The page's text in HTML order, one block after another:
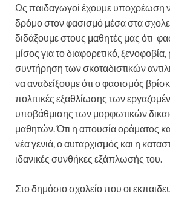
Ως παιδαγωγοί έχουμε υποχρέωση
δρόμο στον φασισμό μέσα στα
διδάξουμε στους μαθητές μας ότι
μίσος για το διαφορετικό,
συντήρηση των σκοταδιστικών
να αναδείξουμε ότι ο φασισμός
πολιτικές εξαθλίωσης των
υποβάθμισης των μορφωτικών
μαθητών. Ότι η απουσία οράματος
νέα γενιά, ο αυταρχισμός και η
ιδανικές συνθήκες εξάπλωσής του.
Στο δημόσιο σχολείο που οι